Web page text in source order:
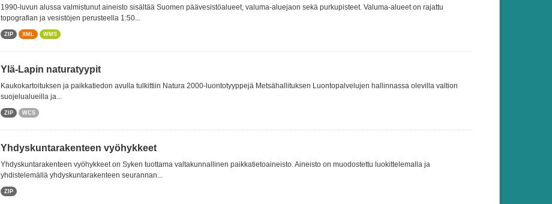
1990-luvun alussa valmistunut aineisto sisältää Suomen päävesistöalueet, valuma-aluejaon sekä purkupisteet. Valuma-alueet on rajattu
topografian ja vesistöjen perusteella 1:50...
ZIP XML WMS
Ylä-Lapin naturatyypit
Kaukokartoituksen ja paikkatiedon avulla tulkittiin Natura 2000-luontotyyppejä Metsähallituksen Luontopalvelujen hallinnassa olevilla valtion
suojelualueilla ja...
ZIP WCS
Yhdyskuntarakenteen vyöhykkeet
Yhdyskuntarakenteen vyöhykkeet on Syken tuottama valtakunnallinen paikkatietoaineisto. Aineisto on muodostettu luokittelemalla ja
yhdistelemällä yhdyskuntarakenteen seurannan...
ZIP